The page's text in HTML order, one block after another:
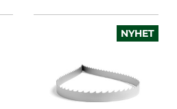
NYHET